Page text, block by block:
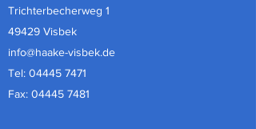
Trichterbecherweg 1
49429 Visbek
info@haake-visbek.de
Tel: 04445 7471
Fax: 04445 7481